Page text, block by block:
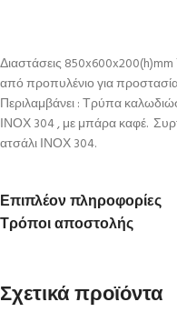
Διαστάσεις
από προπυλένιο για
Περιλαμβάνει : Τρύπα
ΙΝΟΧ 304 , με μπάρα καφέ.
ατσάλι ΙΝΟΧ 304.
Επιπλέον πληροφορίες
Τρόποι αποστολής
Σχετικά προϊόντα